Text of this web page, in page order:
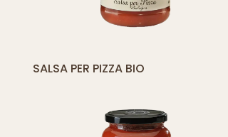
[yith_compare_button]
SALSA PER PIZZA BIO